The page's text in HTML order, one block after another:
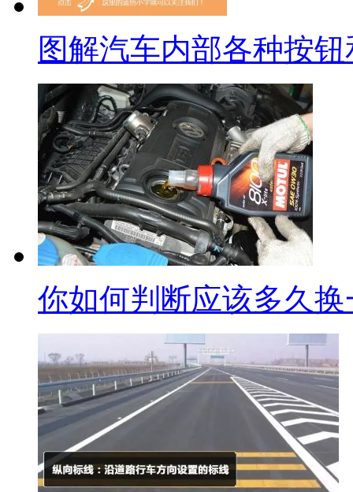
图解汽车内部各种按
你如何判断应该多久